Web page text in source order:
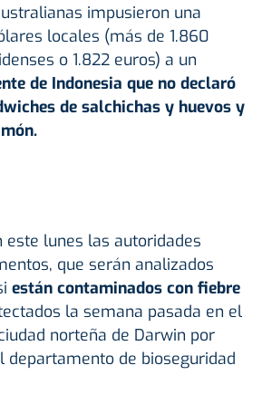
impusieron una
locales (más de 1.860
o 1.822 euros) a un
de Indonesia que no declaró
de salchichas y huevos y
este lunes las autoridades
que serán analizados
están contaminados con fiebre
la semana pasada en el
norteña de Darwin por
departamento de bioseguridad